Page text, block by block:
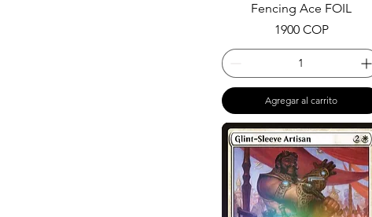
Fencing Ace FOIL
Precio
1900 COP
Agregar al carrito